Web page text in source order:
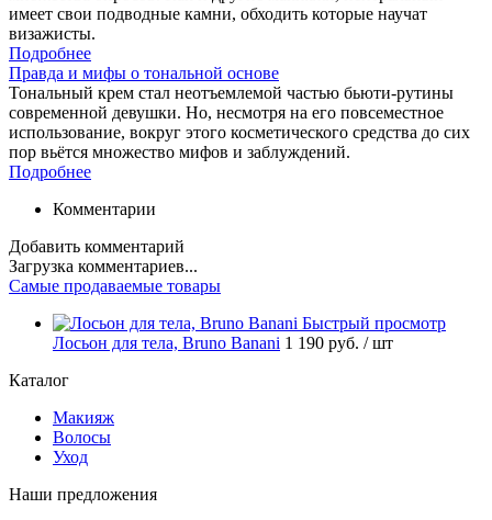
имеет свои подводные камни, обходить которые научат
визажисты.
Подробнее
Правда и мифы о тональной основе
Тональный крем стал неотъемлемой частью бьюти-рутины
современной девушки. Но, несмотря на его повсеместное
использование, вокруг этого косметического средства до сих
пор вьётся множество мифов и заблуждений.
Подробнее
Комментарии
Добавить комментарий
Загрузка комментариев...
Самые продаваемые товары
Быстрый просмотр
Лосьон для тела, Bruno Banani 1 190 руб. / шт
Каталог
Макияж
Волосы
Уход
Наши предложения